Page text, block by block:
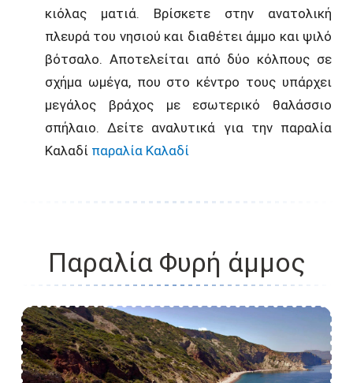
κιόλας ματιά. Βρίσκετε στην ανατολική
πλευρά του νησιού και διαθέτει άμμο και ψιλό
βότσαλο. Αποτελείται από δύο κόλπους σε
σχήμα ωμέγα, που στο κέντρο τους υπάρχει
μεγάλος βράχος με εσωτερικό θαλάσσιο
σπήλαιο. Δείτε αναλυτικά για την παραλία
Καλαδί παραλία Καλαδί
Παραλία Φυρή άμμος